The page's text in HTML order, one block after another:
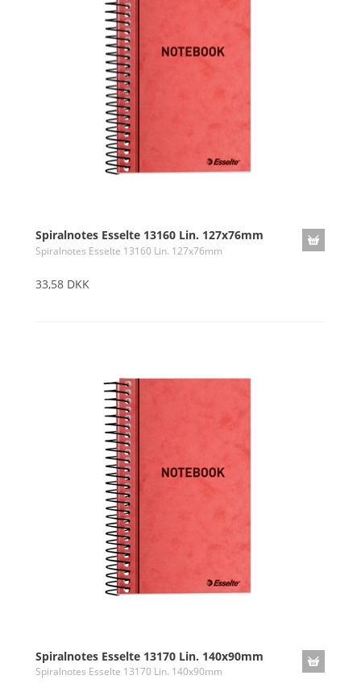
Spiralnotes Esselte 13160 Lin. 127x76mm
Spiralnotes Esselte 13160 Lin. 127x76mm
33,58 DKK
Spiralnotes Esselte 13170 Lin. 140x90mm
Spiralnotes Esselte 13170 Lin. 140x90mm